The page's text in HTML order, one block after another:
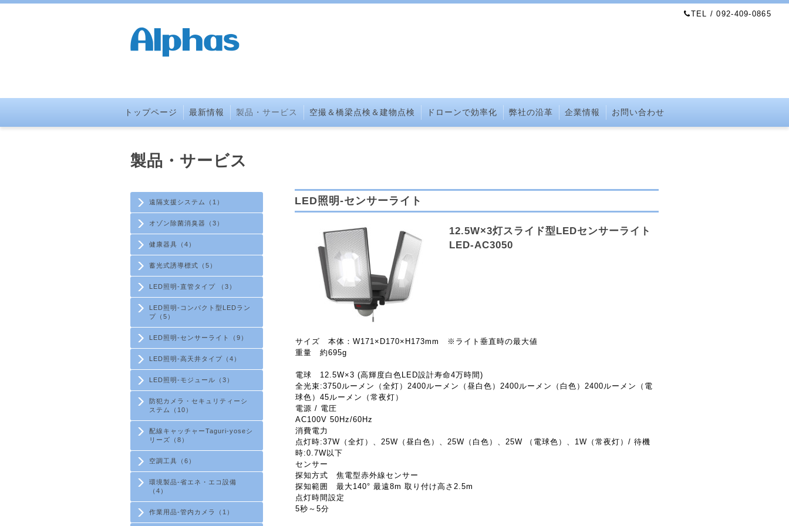
TEL / 092-409-0865
トップページ 最新情報 製品・サービス 空撮＆橋梁点検＆建物点検 ドローンで効率化 弊社の沿革 企業情報 お問い合わせ
遠隔支援システム（1）
オゾン除菌消臭器（3）
健康器具（4）
蓄光式誘導標式（5）
LED照明-直管タイプ （3）
LED照明-コンパクト型LEDラン
プ（5）
LED照明-センサーライト（9）
LED照明-高天井タイプ（4）
LED照明-モジュール（3）
防犯カメラ・セキュリティーシ
ステム（10）
配線キャッチャーTaguri-yoseシ
リーズ（8）
空調工具（6）
環境製品-省エネ・エコ設備
（4）
作業用品-管内カメラ（1）
製品・サービス
LED照明-センサーライト
12.5W×3灯スライド型LEDセンサーライト
LED-AC3050
サイズ 本体：W171×D170×H173mm ※ライト垂直時の最大値
重量 約695g
電球 12.5W×3 (高輝度白色LED設計寿命4万時間)
全光束:3750ルーメン（全灯）2400ルーメン（昼白色）2400ルーメン（白色）2400ルーメン（電
球色）45ルーメン（常夜灯）
電源 / 電圧
AC100V 50Hz/60Hz
消費電力
点灯時:37W（全灯）、25W（昼白色）、25W（白色）、25W （電球色）、1W（常夜灯）/ 待機
時:0.7W以下
センサー
探知方式 焦電型赤外線センサー
探知範囲 最大140° 最遠8m 取り付け高さ2.5m
点灯時間設定
5秒～5分